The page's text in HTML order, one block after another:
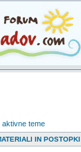
aktivne teme
IN POSTOPKI